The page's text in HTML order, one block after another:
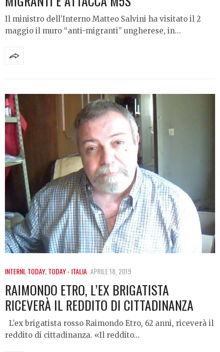
Il ministro dell’Interno Matteo Salvini ha visitato il 2
maggio il muro “anti-migranti” ungherese, in…
INTERNI,TODAY,TODAY - ITALIA APRILE 18, 2019
RAIMONDO ETRO, L’EX BRIGATISTA
RICEVERÀ IL REDDITO DI CITTADINANZA
L’ex brigatista rosso Raimondo Etro, 62 anni, riceverà il
reddito di cittadinanza. «Il reddito…